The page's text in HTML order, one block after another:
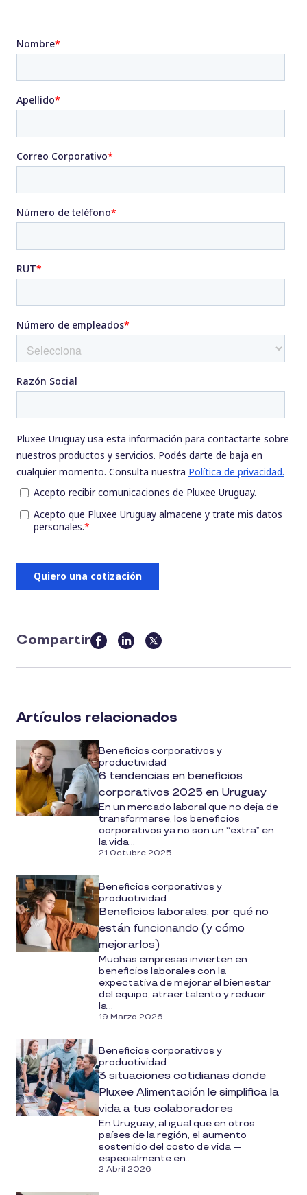
Compartir
this
article
social
media
Artículos relacionados
Beneficios corporativos y
productividad
6 tendencias en beneficios
corporativos 2025 en Uruguay
En un mercado laboral que no deja de
transformarse, los beneficios
corporativos ya no son un “extra” en
la vida...
21 Octubre 2025
Beneficios corporativos y
productividad
Beneficios laborales: por qué no
están funcionando (y cómo
mejorarlos)
Muchas empresas invierten en
beneficios laborales con la
expectativa de mejorar el bienestar
del equipo, atraer talento y reducir
la...
19 Marzo 2026
Beneficios corporativos y
productividad
3 situaciones cotidianas donde
Pluxee Alimentación le simplifica la
vida a tus colaboradores
En Uruguay, al igual que en otros
países de la región, el aumento
sostenido del costo de vida —
especialmente en...
2 Abril 2026